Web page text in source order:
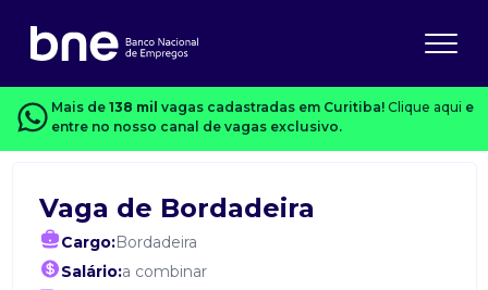
Mais de 138 mil vagas cadastradas em Curitiba! Clique aqui e
entre no nosso canal de vagas exclusivo.
Vaga de Bordadeira
Cargo:Bordadeira
Salário:a combinar